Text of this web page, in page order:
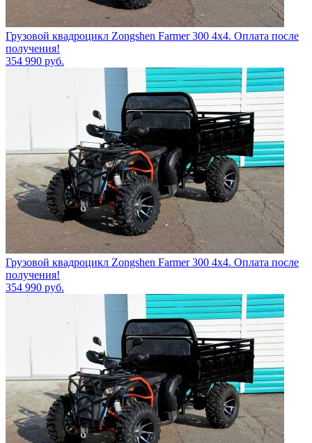
Грузовой квадроцикл Zongshen Farmer 300 4х4. Оплата после
получения!
354 990 руб.
Грузовой квадроцикл Zongshen Farmer 300 4х4. Оплата после
получения!
354 990 руб.